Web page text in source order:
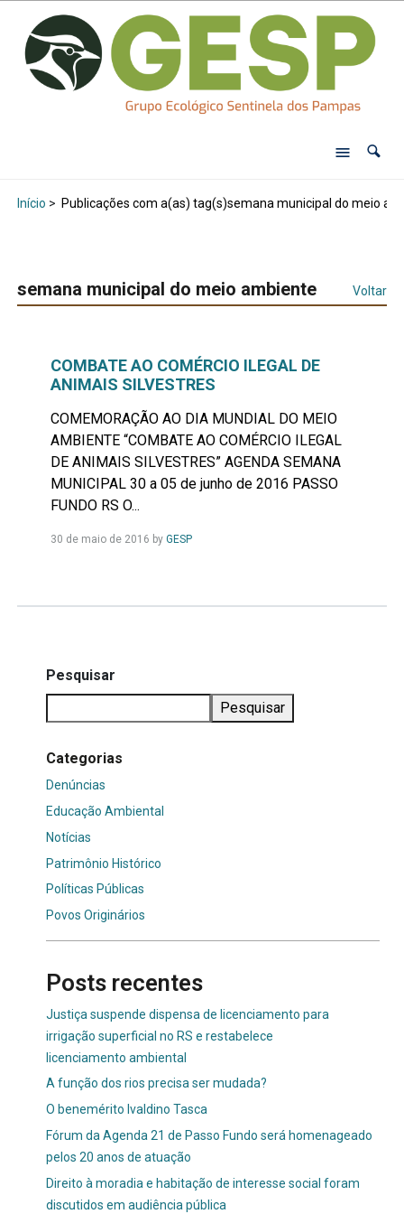
Início > Publicações com a(as) tag(s)semana municipal do meio
semana municipal do meio ambiente Voltar
COMBATE AO COMÉRCIO ILEGAL DE
ANIMAIS SILVESTRES
COMEMORAÇÃO AO DIA MUNDIAL DO MEIO
AMBIENTE “COMBATE AO COMÉRCIO ILEGAL
DE ANIMAIS SILVESTRES” AGENDA SEMANA
MUNICIPAL 30 a 05 de junho de 2016 PASSO
FUNDO RS O...
30 de maio de 2016 by GESPLeia
Pesquisar
Pesquisar
Categorias
Denúncias
Educação Ambiental
Notícias
Patrimônio Histórico
Políticas Públicas
Povos Originários
Posts recentes
Justiça suspende dispensa de licenciamento para
irrigação superficial no RS e restabelece
licenciamento ambiental
A função dos rios precisa ser mudada?
O benemérito Ivaldino Tasca
Fórum da Agenda 21 de Passo Fundo será homenageado
pelos 20 anos de atuação
Direito à moradia e habitação de interesse social foram
discutidos em audiência pública